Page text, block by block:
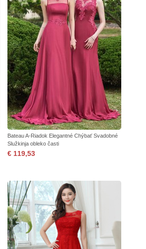
Bateau A-Riadok Elegantné Chýbať Svadobné
Služkinja obleko časti
€ 119,53